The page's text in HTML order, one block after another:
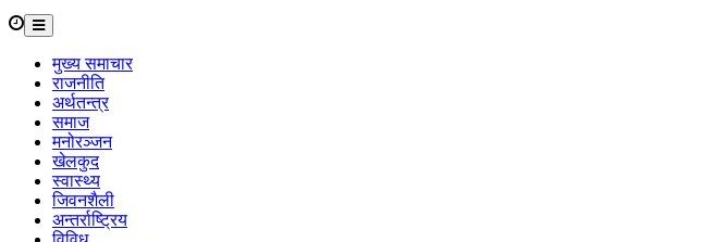
मुख्य समाचार
राजनीति
अर्थतन्त्र
समाज
मनोरञ्जन
खेलकुद
स्वास्थ्य
जिवनशैली
अन्तर्राष्ट्रिय